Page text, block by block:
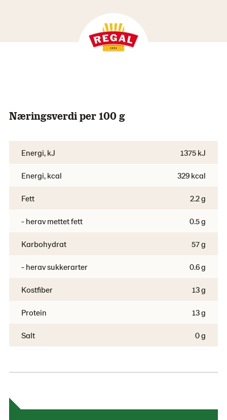
Næringsverdi per 100 g
Energi, kJ 1375 kJ
Energi, kcal 329 kcal
Fett 2.2 g
- herav mettet fett 0.5 g
Karbohydrat 57 g
- herav sukkerarter 0.6 g
Kostfiber 13 g
Protein 13 g
Salt 0 g